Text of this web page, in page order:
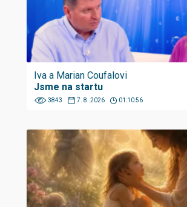
Iva a Marian Coufalovi
Jsme na startu
3843 7. 8. 2026 01:10:56